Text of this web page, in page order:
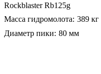
Rockblaster Rb125g
Масса гидромолота: 389 кг
Диаметр пики: 80 мм